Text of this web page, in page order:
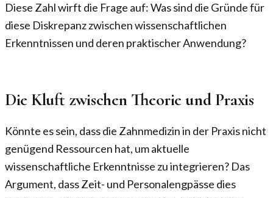
Diese Zahl wirft die Frage auf: Was sind die Gründe für
diese Diskrepanz zwischen wissenschaftlichen
Erkenntnissen und deren praktischer Anwendung?
Die Kluft zwischen Theorie und Praxis
Könnte es sein, dass die Zahnmedizin in der Praxis nicht
genügend Ressourcen hat, um aktuelle
wissenschaftliche Erkenntnisse zu integrieren? Das
Argument, dass Zeit- und Personalengpässe dies